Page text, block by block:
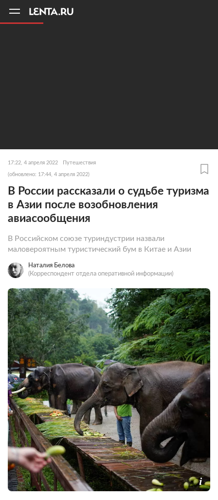
17:22, 4 апреля 2022 Путешествия
(обновлено: 17:44, 4 апреля 2022)
В России рассказали о судьбе туризма
в Азии после возобновления
авиасообщения
В Российском союзе туриндустрии назвали
маловероятным туристический бум в Китае и Азии
Наталия Белова
(Корреспондент отдела оперативной информации)